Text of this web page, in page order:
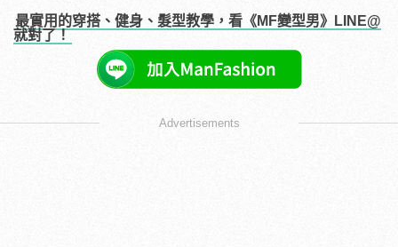
最實用的穿搭、健身、髮型教學，看《MF變型男》LINE@
就對了！
Advertisements